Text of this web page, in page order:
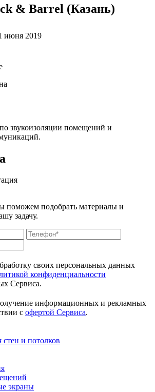
& Barrel (Казань)
июня 2019
звукоизоляции помещений и
поможем подобрать материалы и
задачу.
своих персональных данных
конфиденциальности
Сервиса.
информационных и рекламных
с офертой Сервиса.
стен и потолков
экраны